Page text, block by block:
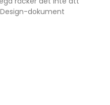
dokument